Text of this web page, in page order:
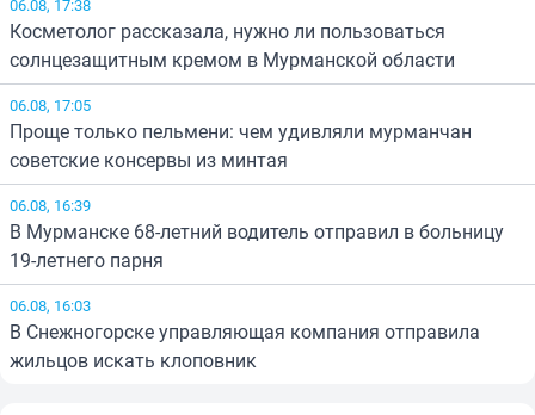
06.08, 17:38
Косметолог рассказала, нужно ли пользоваться
солнцезащитным кремом в Мурманской области
06.08, 17:05
Проще только пельмени: чем удивляли мурманчан
советские консервы из минтая
06.08, 16:39
В Мурманске 68-летний водитель отправил в больницу
19-летнего парня
06.08, 16:03
В Снежногорске управляющая компания отправила
жильцов искать клоповник